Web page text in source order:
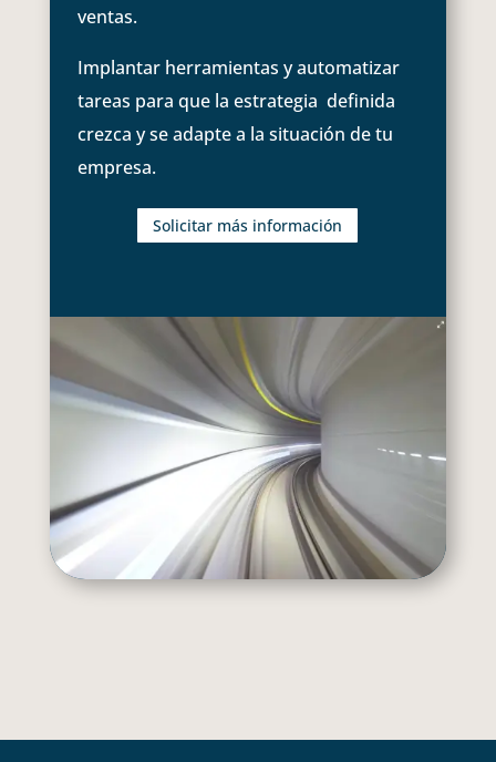
ventas.
Implantar herramientas y automatizar
tareas para que la estrategia definida
crezca y se adapte a la situación de tu
empresa.
Solicitar más información